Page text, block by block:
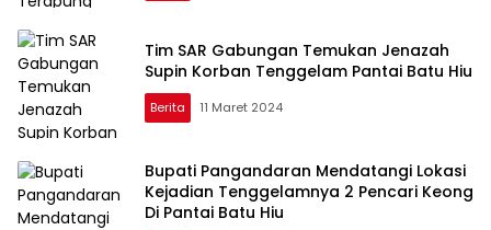
Tim SAR Gabungan Temukan Jenazah
Supin Korban Tenggelam Pantai Batu Hiu
Berita 11 Maret 2024
Bupati Pangandaran Mendatangi Lokasi
Kejadian Tenggelamnya 2 Pencari Keong
Di Pantai Batu Hiu